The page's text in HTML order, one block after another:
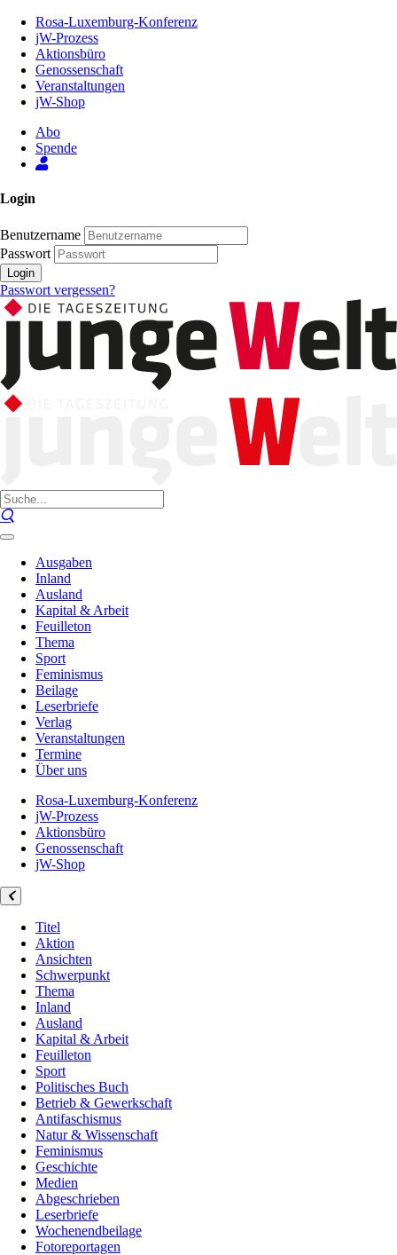
Inhalt
Seite
Rosa-Luxemburg-Konferenz
jW-Prozess
Aktionsbüro
Genossenschaft
Veranstaltungen
jW-Shop
Abo
Spende
Login
Benutzername
Passwort
Login
Passwort vergessen?
Ausgaben
Inland
Ausland
Kapital & Arbeit
Feuilleton
Thema
Sport
Feminismus
Beilage
Leserbriefe
Verlag
Veranstaltungen
Termine
Über uns
Rosa-Luxemburg-Konferenz
jW-Prozess
Aktionsbüro
Genossenschaft
jW-Shop
Titel
Aktion
Ansichten
Schwerpunkt
Thema
Inland
Ausland
Kapital & Arbeit
Feuilleton
Sport
Politisches Buch
Betrieb & Gewerkschaft
Antifaschismus
Natur & Wissenschaft
Feminismus
Geschichte
Medien
Abgeschrieben
Leserbriefe
Wochenendbeilage
Fotoreportagen